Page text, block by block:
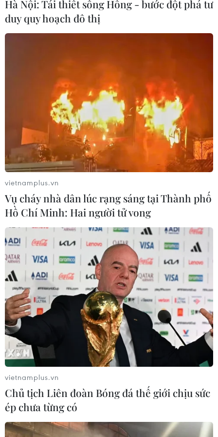
khê” hơn. Cụ thể, trong năm học tới, Chính phủ
sẽ cấp bù trực tiếp học phí cho các cơ sở giáo
trường, thay vì nộp học phí như bình thường và
về địa phương để nhận lại khoản hỗ trợ này./.
Phạm Mai (Vietnam+)
#Học sinh #Vùng khó #Hỗ trợ #Miễn giảm học phí
Theo dõi VietnamPlus
TIN CÙNG CHUYÊN MỤC
Hà Nội: Tái thiết sông Hồng - bước đột phá tư
duy quy hoạch đô thị
vietnamplus.vn
Vụ cháy nhà dân lúc rạng sáng tại Thành phố
Hồ Chí Minh: Hai người tử vong
vietnamplus.vn
Chủ tịch Liên đoàn Bóng đá thế giới chịu sức
ép chưa từng có